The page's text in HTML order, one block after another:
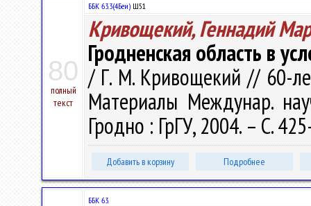
80
полный
текст
ББК 63.3(4Беи) Ш51
Кривощекий, Геннадий
Гродненская область в
/ Г. М. Кривощекий // 60-
Материалы Междунар.
Гродно : ГрГУ, 2004. – С.
Добавить в корзину Подробнее
ББК 63.